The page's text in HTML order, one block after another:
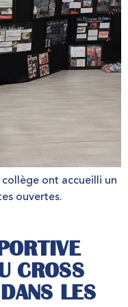
collège ont accueilli un
ouvertes.
CROSS
LES